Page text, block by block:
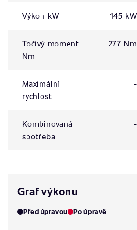
Výkon kW 145 kW
Točivý moment
Nm
277 Nm
Maximální
rychlost
-
Kombinovaná
spotřeba
-
Graf výkonu
Před úpravou Po úpravě